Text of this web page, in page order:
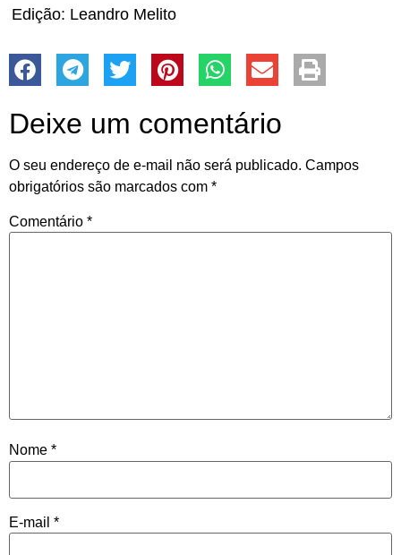
Edição: Leandro Melito
Deixe um comentário
O seu endereço de e-mail não será publicado. Campos
obrigatórios são marcados com *
Comentário *
Nome *
E-mail *